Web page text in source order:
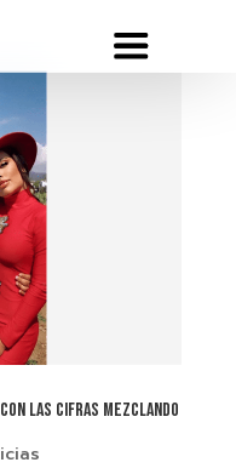
LAS CIFRAS MEZCLANDO